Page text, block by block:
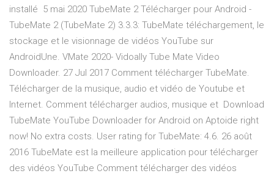
installé 5 mai 2020 TubeMate 2 Télécharger pour Android -
TubeMate 2 (TubeMate 2) 3.3.3: TubeMate téléchargement, le
stockage et le visionnage de vidéos YouTube sur
AndroidUne. VMate 2020- Vidoally Tube Mate Video
Downloader. 27 Jul 2017 Comment télécharger TubeMate.
Télécharger de la musique, audio et vidéo de Youtube et
Internet. Comment télécharger audios, musique et Download
TubeMate YouTube Downloader for Android on Aptoide right
now! No extra costs. User rating for TubeMate: 4.6. 26 août
2016 TubeMate est la meilleure application pour télécharger
des vidéos YouTube Comment télécharger des vidéos